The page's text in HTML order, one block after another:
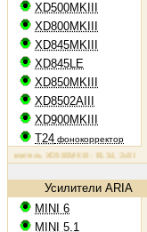
XD500MKIII
XD800MKIII
XD845MKIII
XD845LE
XD850MKIII
XD8502AIII
XD900MKIII
T24 фонокорректор
XD500MKIII: EL34, 2х50 Вт
Усилители ARIA
MINI 6
MINI 5.1